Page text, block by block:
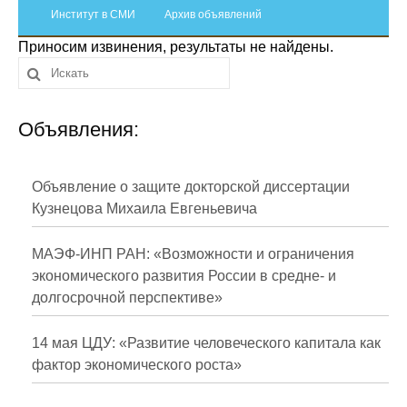
Отчетность
Противодействие коррупции
Материалы для СМИ
Публикации
Научная жизнь
Проблемы прогнозирования
О журнале
Номера журналов
Институт в СМИ Архив объявлений
Приносим извинения, результаты не найдены.
Объявления:
Объявление о защите докторской диссертации
Кузнецова Михаила Евгеньевича
МАЭФ-ИНП РАН: «Возможности и ограничения
экономического развития России в средне- и
долгосрочной перспективе»
14 мая ЦДУ: «Развитие человеческого капитала как
фактор экономического роста»